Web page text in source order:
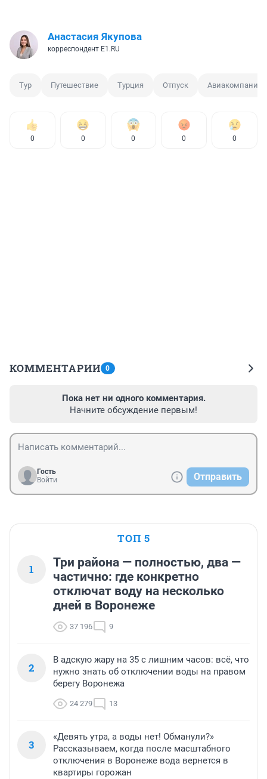
Анастасия Якупова
корреспондент E1.RU
Тур Путешествие Турция Отпуск Авиакомпания
0 0 0 0 0
КОММЕНТАРИИ 0
Пока нет ни одного комментария.
Начните обсуждение первым!
Гость
Войти
Отправить
ТОП 5
1
Три района — полностью, два —
частично: где конкретно
отключат воду на несколько
дней в Воронеже
37 196 9
2
В адскую жару на 35 с лишним часов: всё, что
нужно знать об отключении воды на правом
берегу Воронежа
24 279 13
3
«Девять утра, а воды нет! Обманули?»
Рассказываем, когда после масштабного
отключения в Воронеже вода вернется в
квартиры горожан